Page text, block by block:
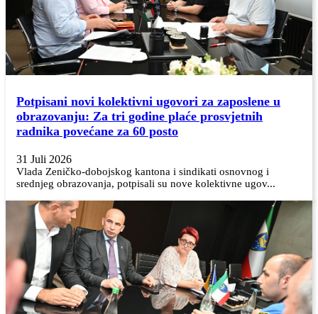
Potpisani novi kolektivni ugovori za zaposlene u
obrazovanju: Za tri godine plaće prosvjetnih
radnika povećane za 60 posto
31 Juli 2026
Vlada Zeničko-dobojskog kantona i sindikati osnovnog i
srednjeg obrazovanja, potpisali su nove kolektivne ugov...